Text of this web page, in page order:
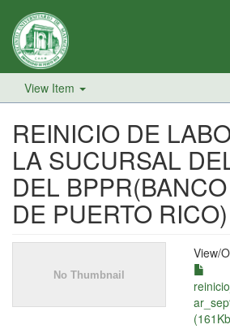
View Item
REINICIO DE
LA SUCURSAL
DEL
DE PUERTO RICO)
View/